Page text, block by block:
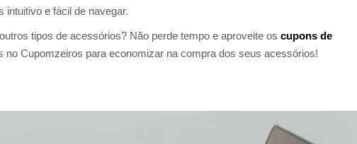
intuitivo e fácil de navegar.
tipos de acessórios? Não perde tempo e aproveite os cupons de
no Cupomzeiros para economizar na compra dos seus acessórios!